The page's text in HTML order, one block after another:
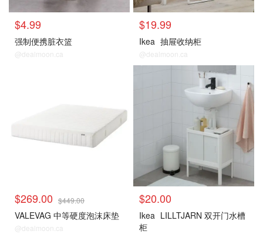
$4.99
强制便携脏衣篮
@dealmoon.ca
$19.99
Ikea 抽屉收纳柜
@dealmoon.ca
$269.00 $449.00
VALEVAG 中等硬度泡沫床垫
@dealmoon.ca
$20.00
Ikea LILLTJARN 双开门水槽
柜